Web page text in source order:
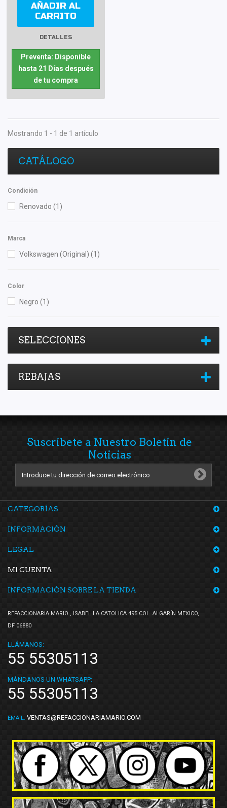
AÑADIR AL
CARRITO
DETALLES
Preventa: Disponible
hasta 21 Días después
de tu compra
Mostrando 1 - 1 de 1 artículo
CATÁLOGO
Condición
Renovado (1)
Marca
Volkswagen (Original) (1)
Color
Negro (1)
SELECCIONES
REBAJAS
Suscríbete a Nuestro Boletín de
Noticias
CATEGORÍAS
INFORMACIÓN
LEGAL
MI CUENTA
INFORMACIÓN SOBRE LA TIENDA
REFACCIONARIA MARIO , ISABEL LA CATOLICA 495 COL. ALGARÍN MEXICO,
DF 06880
LLÁMANOS:
55 55305113
MÁNDANOS UN WHATSAPP:
55 55305113
EMAIL: VENTAS@REFACCIONARIAMARIO.COM